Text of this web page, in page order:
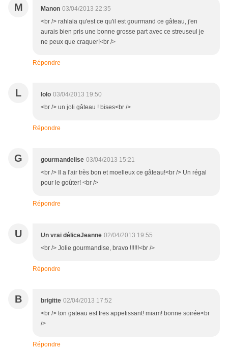
M Manon 03/04/2013 22:35
<br /> rahlala qu'est ce qu'il est gourmand ce gâteau, j'en
aurais bien pris une bonne grosse part avec ce streuseul je
ne peux que craquer!<br />
Répondre
L lolo 03/04/2013 19:50
<br /> un joli gâteau ! bises<br />
Répondre
G gourmandelise 03/04/2013 15:21
<br /> Il a l'air très bon et moelleux ce gâteau!<br /> Un régal
pour le goûter! <br />
Répondre
U Un vrai déliceJeanne 02/04/2013 19:55
<br /> Jolie gourmandise, bravo !!!!!!<br />
Répondre
B brigitte 02/04/2013 17:52
<br /> ton gateau est tres appetissant! miam! bonne soirée<br
/>
Répondre